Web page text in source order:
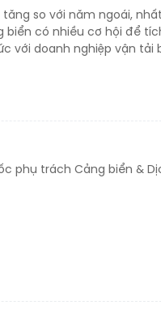
so với năm ngoái,
biển có nhiều cơ hội để
với doanh nghiệp vận tải
phụ trách Cảng biển &